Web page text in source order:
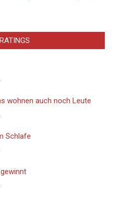
wohnen auch noch Leute
Schlafe